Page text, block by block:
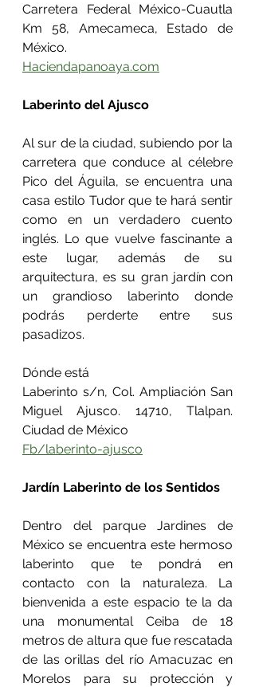
Carretera Federal México-Cuautla
Km 58, Amecameca, Estado de
México.
Haciendapanoaya.com
Laberinto del Ajusco
Al sur de la ciudad, subiendo por la
carretera que conduce al célebre
Pico del Águila, se encuentra una
casa estilo Tudor que te hará sentir
como en un verdadero cuento
inglés. Lo que vuelve fascinante a
este lugar, además de su
arquitectura, es su gran jardín con
un grandioso laberinto donde
podrás perderte entre sus
pasadizos.
Dónde está
Laberinto s/n, Col. Ampliación San
Miguel Ajusco. 14710, Tlalpan.
Ciudad de México
Fb/laberinto-ajusco
Jardín Laberinto de los Sentidos
Dentro del parque Jardines de
México se encuentra este hermoso
laberinto que te pondrá en
contacto con la naturaleza. La
bienvenida a este espacio te la da
una monumental Ceiba de 18
metros de altura que fue rescatada
de las orillas del río Amacuzac en
Morelos para su protección y